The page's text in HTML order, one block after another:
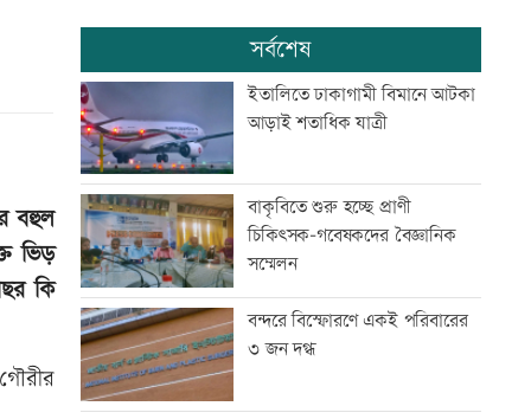
বহুল
ভিড়
কি
সর্বশেষ
ইতালিতে ঢাকাগামী বিমানে আটকা
আড়াই শতাধিক যাত্রী
বাকৃবিতে শুরু হচ্ছে প্রাণী
চিকিৎসক-গবেষকদের বৈজ্ঞানিক
সম্মেলন
বন্দরে বিস্ফোরণে একই পরিবারের
৩ জন দগ্ধ